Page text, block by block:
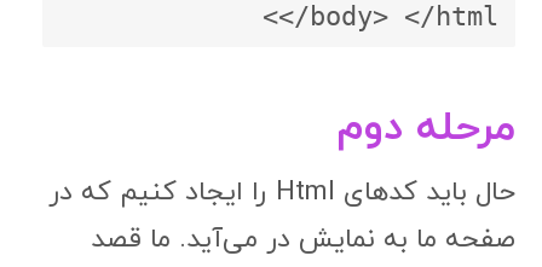
</body> </html>
مرحله دوم
حال باید کدهای Html را ایجاد کنیم که در
صفحه ما به نمایش در می‌آید. ما قصد